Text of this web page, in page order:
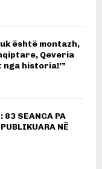
është montazh,
Qeveria
historia!’”
83 SEANCA PA
NË